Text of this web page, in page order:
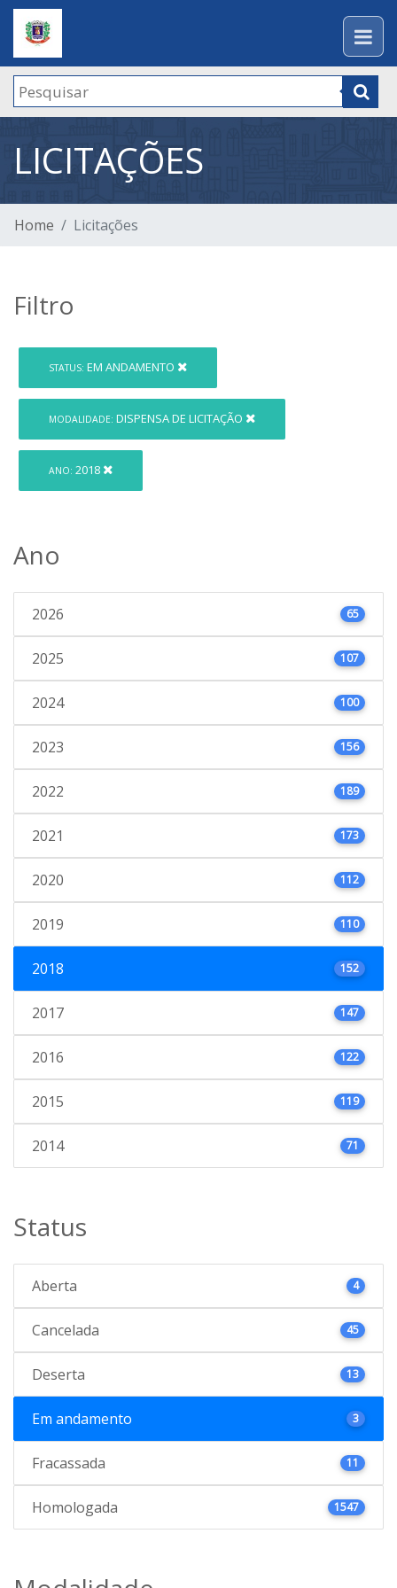
LICITAÇÕES
Home Licitações
Filtro
STATUS: EM ANDAMENTO
MODALIDADE: DISPENSA DE LICITAÇÃO
ANO: 2018
Ano
2026 65
2025 107
2024 100
2023 156
2022 189
2021 173
2020 112
2019 110
2018 152
2017 147
2016 122
2015 119
2014 71
Status
Aberta 4
Cancelada 45
Deserta 13
Em andamento 3
Fracassada 11
Homologada 1547